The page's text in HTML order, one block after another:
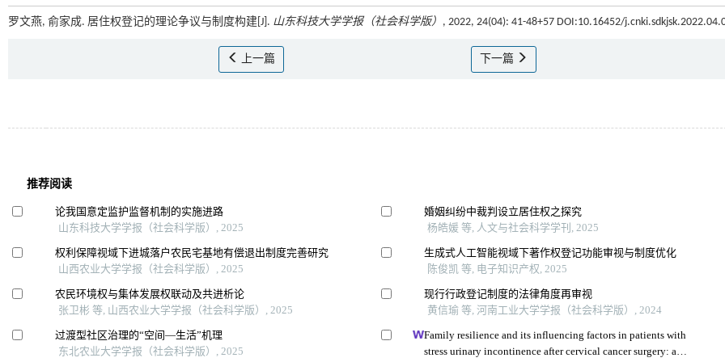
罗文燕, 俞家成. 居住权登记的理论争议与制度构建[J]. 山东科技大学学报（社会科学版） , 2022, 24(04): 41-48+57 DOI:10.16452/
上一篇 下一篇